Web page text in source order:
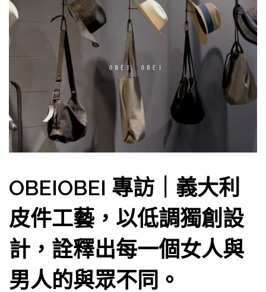
OBEIOBEI 專訪｜義大利
皮件工藝，以低調獨創設
計，詮釋出每一個女人與
男人的與眾不同。